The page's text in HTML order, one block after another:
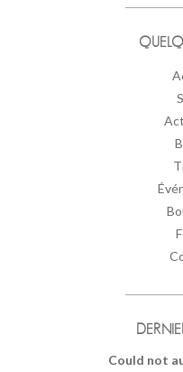
Could not